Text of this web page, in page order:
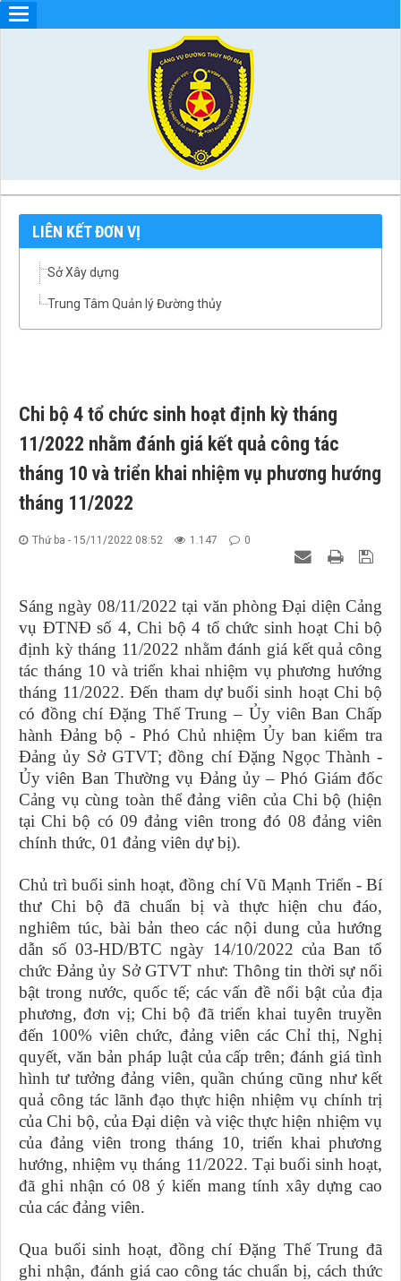
LIÊN KẾT ĐƠN VỊ
Sở Xây dựng
Trung Tâm Quản lý Đường thủy
Chi bộ 4 tổ chức sinh hoạt định kỳ tháng
11/2022 nhằm đánh giá kết quả công tác
tháng 10 và triển khai nhiệm vụ phương hướng
tháng 11/2022
Thứ ba - 15/11/2022 08:52 1.147 0
Sáng ngày 08/11/2022 tại văn phòng Đại diện Cảng
vụ ĐTNĐ số 4, Chi bộ 4 tổ chức sinh hoạt Chi bộ
định kỳ tháng 11/2022 nhằm đánh giá kết quả công
tác tháng 10 và triển khai nhiệm vụ phương hướng
tháng 11/2022. Đến tham dự buổi sinh hoạt Chi bộ
có đồng chí Đặng Thế Trung – Ủy viên Ban Chấp
hành Đảng bộ - Phó Chủ nhiệm Ủy ban kiểm tra
Đảng ủy Sở GTVT; đồng chí Đặng Ngọc Thành -
Ủy viên Ban Thường vụ Đảng ủy – Phó Giám đốc
Cảng vụ cùng toàn thể đảng viên của Chi bộ (hiện
tại Chi bộ có 09 đảng viên trong đó 08 đảng viên
chính thức, 01 đảng viên dự bị).
Chủ trì buổi sinh hoạt, đồng chí Vũ Mạnh Triển - Bí
thư Chi bộ đã chuẩn bị và thực hiện chu đáo,
nghiêm túc, bài bản theo các nội dung của hướng
dẫn số 03-HD/BTC ngày 14/10/2022 của Ban tổ
chức Đảng ủy Sở GTVT như: Thông tin thời sự nổi
bật trong nước, quốc tế; các vấn đề nổi bật của địa
phương, đơn vị; Chi bộ đã triển khai tuyên truyền
đến 100% viên chức, đảng viên các Chỉ thị, Nghị
quyết, văn bản pháp luật của cấp trên; đánh giá tình
hình tư tưởng đảng viên, quần chúng cũng như kết
quả công tác lãnh đạo thực hiện nhiệm vụ chính trị
của Chi bộ, của Đại diện và việc thực hiện nhiệm vụ
của đảng viên trong tháng 10, triển khai phương
hướng, nhiệm vụ tháng 11/2022. Tại buổi sinh hoạt,
đã ghi nhận có 08 ý kiến mang tính xây dựng cao
của các đảng viên.
Qua buổi sinh hoạt, đồng chí Đặng Thế Trung đã
ghi nhận, đánh giá cao công tác chuẩn bị, cách thức